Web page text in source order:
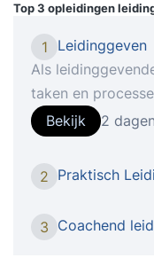
Top 3 opleidingen
1
Leidinggeven
Als
taken en
hebben. Dit kan
team tot aan
team en
leidinggevende
iets meer van
Bekijk 2 dagen
2 Praktisch
3 Coachend